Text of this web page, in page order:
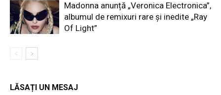
Madonna anunță „Veronica Electronica”,
albumul de remixuri rare și inedite „Ray
Of Light”
LĂSAȚI UN MESAJ